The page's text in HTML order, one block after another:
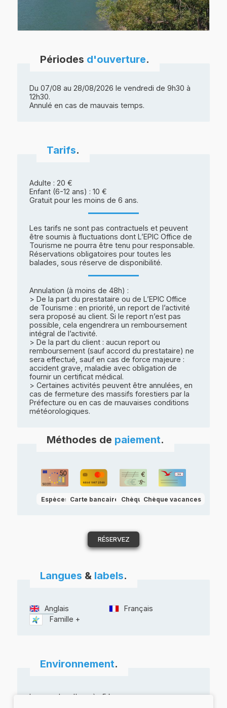
Périodes d'ouverture.
Du 07/08 au 28/08/2026 le vendredi de 9h30 à
12h30.
Annulé en cas de mauvais temps.
Tarifs.
Adulte : 20 €
Enfant (6-12 ans) : 10 €
Gratuit pour les moins de 6 ans.
Les tarifs ne sont pas contractuels et peuvent
être soumis à fluctuations dont L’EPIC Office de
Tourisme ne pourra être tenu pour responsable.
Réservations obligatoires pour toutes les
balades, sous réserve de disponibilité.
Annulation (à moins de 48h) :
> De la part du prestataire ou de L’EPIC Office
de Tourisme : en priorité, un report de l’activité
sera proposé au client. Si le report n’est pas
possible, cela engendrera un remboursement
intégral de l’activité.
> De la part du client : aucun report ou
remboursement (sauf accord du prestataire) ne
sera effectué, sauf en cas de force majeure :
accident grave, maladie avec obligation de
fournir un certificat médical.
> Certaines activités peuvent être annulées, en
cas de fermeture des massifs forestiers par la
Préfecture ou en cas de mauvaises conditions
météorologiques.
Méthodes de paiement.
Espèces Carte bancaireChèque Chèque vacances
RÉSERVEZ
Langues & labels.
Anglais
Français
Famille +
Environnement.
Lac ou plan d'eau à -5 km